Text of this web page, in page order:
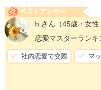
ベストアンサー
h.さん （45歳・女性
恋愛マスターランキ
社内恋愛で交際 マ